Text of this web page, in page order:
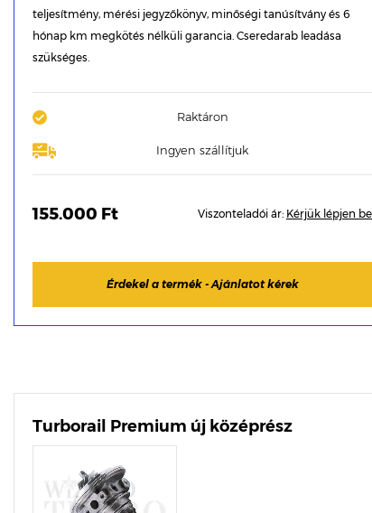
teljesítmény, mérési jegyzőkönyv, minőségi tanúsítvány és 6
hónap km megkötés nélküli garancia. Cseredarab leadása
szükséges.
Raktáron
Ingyen szállítjuk
155.000 Ft Viszonteladói ár: Kérjük lépjen be
Érdekel a termék - Ajánlatot kérek
Turborail Premium új középrész